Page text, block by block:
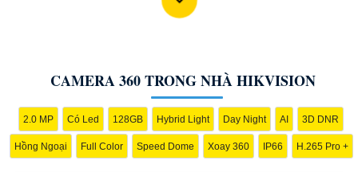
CAMERA 360 TRONG NHÀ HIKVISION
2.0 MP Có Led 128GB Hybrid Light Day Night AI 3D DNR
Hồng Ngoại Full Color Speed Dome Xoay 360 IP66 H.265 Pro +